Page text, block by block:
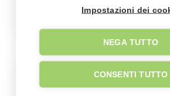
Impostazioni dei
NEGA TUTTO
CONSENTI TUTTO